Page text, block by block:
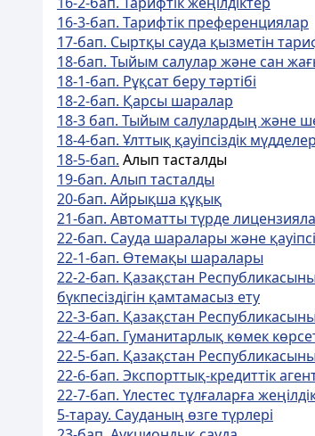
16-3-бап. Тарифтік преференциялар
17-бап. Сыртқы сауда қызметiн
18-бап. Тыйым салулар және сан
18-1-бап. Рұқсат беру тәртібі
18-2-бап. Қарсы шаралар
18-3 бап. Тыйым салулардың және
18-4-бап. Ұлттық қауіпсіздік
18-5-бап. Алып тасталды
19-бап. Алып тасталды
20-бап. Айрықша құқық
21-бап. Автоматты түрде
22-бап. Сауда шаралары және
22-1-бап. Өтемақы шаралары
22-2-бап. Қазақстан
бүкпесіздігін қамтамасыз ету
22-3-бап. Қазақстан
22-4-бап. Гуманитарлық көмек
22-5-бап. Қазақстан
22-6-бап. Экспорттық-кредиттік
22-7-бап. Үлестес тұлғаларға
5-тарау. Сауданың өзге түрлері